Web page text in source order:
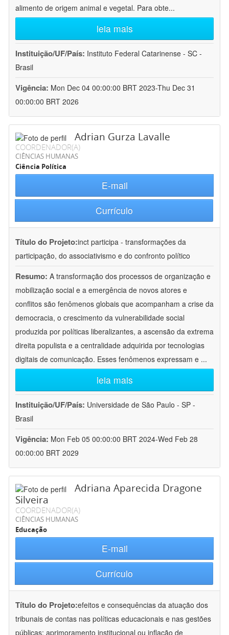
alimento de origem animal e vegetal. Para obte...
leia mais
Instituição/UF/País: Instituto Federal Catarinense - SC -
Brasil
Vigência: Mon Dec 04 00:00:00 BRT 2023-Thu Dec 31
00:00:00 BRT 2026
Adrian Gurza Lavalle
COORDENADOR(A)
CIÊNCIAS HUMANAS
Ciência Política
E-mail
Currículo
Título do Projeto:inct participa - transformações da
participação, do associativismo e do confronto político
Resumo: A transformação dos processos de organização e
mobilização social e a emergência de novos atores e
conflitos são fenômenos globais que acompanham a crise da
democracia, o crescimento da vulnerabilidade social
produzida por políticas liberalizantes, a ascensão da extrema
direita populista e a centralidade adquirida por tecnologias
digitais de comunicação. Esses fenômenos expressam e ...
leia mais
Instituição/UF/País: Universidade de São Paulo - SP -
Brasil
Vigência: Mon Feb 05 00:00:00 BRT 2024-Wed Feb 28
00:00:00 BRT 2029
Adriana Aparecida Dragone
Silveira
COORDENADOR(A)
CIÊNCIAS HUMANAS
Educação
E-mail
Currículo
Título do Projeto:efeitos e consequências da atuação dos
tribunais de contas nas políticas educacionais e nas gestões
públicas: aprimoramento institucional ou inflação de